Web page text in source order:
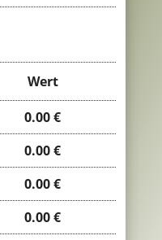
Wert
0.00 €
0.00 €
0.00 €
0.00 €